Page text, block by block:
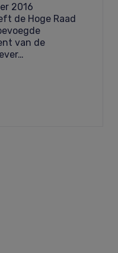
2016
de Hoge Raad
van de